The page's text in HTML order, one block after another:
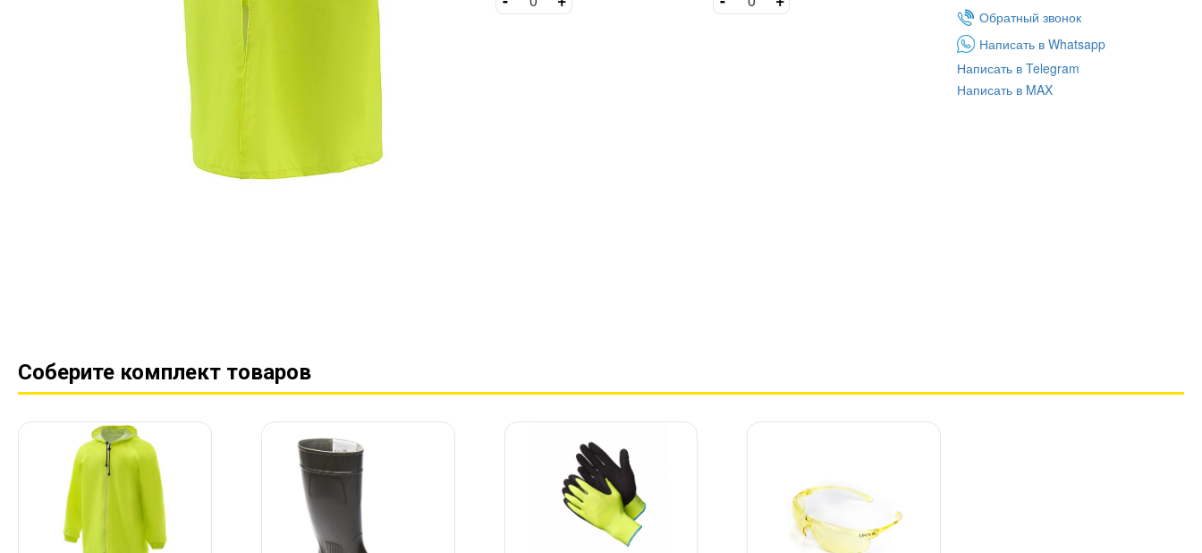
Обратный звонок
Написать в Whatsapp
Написать в Telegram
Написать в MAX
Соберите комплект товаров